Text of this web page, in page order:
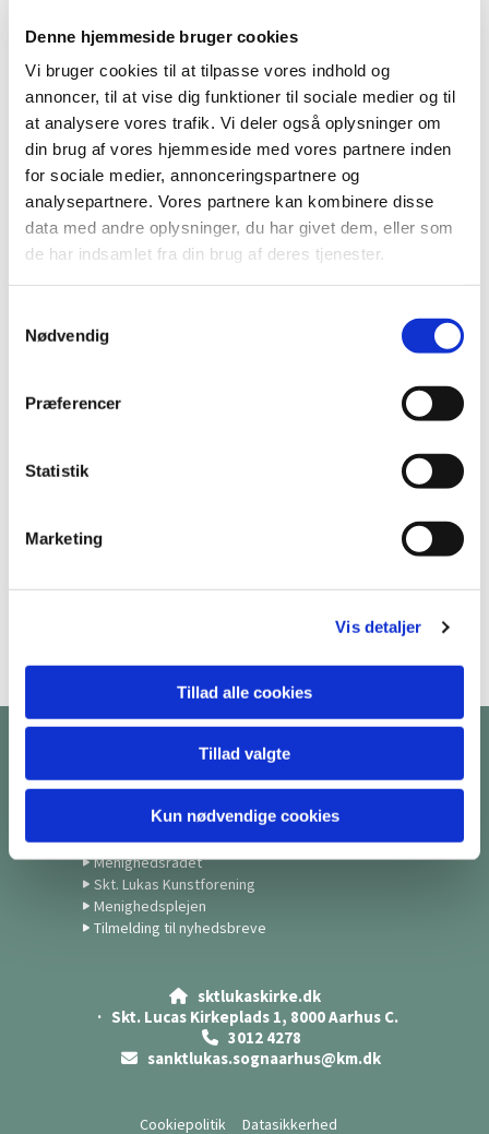
Denne hjemmeside bruger cookies
Vi bruger cookies til at tilpasse vores indhold og
annoncer, til at vise dig funktioner til sociale medier og til
at analysere vores trafik. Vi deler også oplysninger om
din brug af vores hjemmeside med vores partnere inden
for sociale medier, annonceringspartnere og
analysepartnere. Vores partnere kan kombinere disse
data med andre oplysninger, du har givet dem, eller som
de har indsamlet fra din brug af deres tjenester.
Nødvendig
Præferencer
Statistik
Marketing
Vis detaljer
Tillad alle cookies
Tillad valgte
Kun nødvendige cookies
Du vil måske også kunne lide...
Medarbejdere
Menighedsrådet
Skt. Lukas Kunstforening
Menighedsplejen
Tilmelding til nyhedsbreve
sktlukaskirke.dk
· Skt. Lucas Kirkeplads 1, 8000 Aarhus C.
3012 4278
 sanktlukas.sognaarhus@km.dk
Cookiepolitik Datasikkerhed